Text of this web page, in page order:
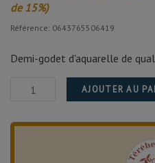
de 15%)
Référence: 0643765506419
Demi-godet d'aquarelle de
AJOUTER AU